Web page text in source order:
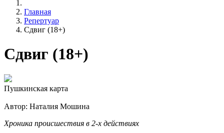
Главная
Репертуар
Сдвиг (18+)
Сдвиг (18+)
Пушкинская карта
Автор: Наталия Мошина
Хроника происшествия в 2-х действиях